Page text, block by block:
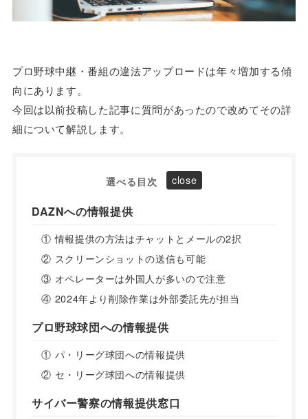
プロ野球中継・番組の違法アップロードは年々増加する傾
向にあります。
今回は以前投稿した記事に質問があったので改めてその詳
細について解説します。
選べる目次
DAZNへの情報提供
① 情報提供の方法はチャットとメールの2択
② スクリーンショットの送信も可能
③ オペレーターは外国人が多いので注意
④ 2024年より削除作業は外部委託先が担当
プロ野球球団への情報提供
① パ・リーグ球団への情報提供
② セ・リーグ球団への情報提供
サイバー警察の情報提供窓口